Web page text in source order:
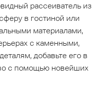
рассеиватель из
в гостиной или
материалами,
с каменными,
добавьте его в
с помощью новейших